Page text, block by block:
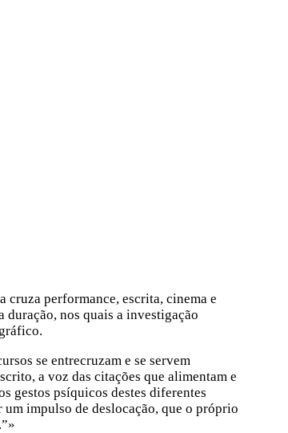
performance, escrita, cinema e
nos quais a investigação
se entrecruzam e se servem
a voz das citações que alimentam e
gestos psíquicos destes diferentes
impulso de deslocação, que o próprio